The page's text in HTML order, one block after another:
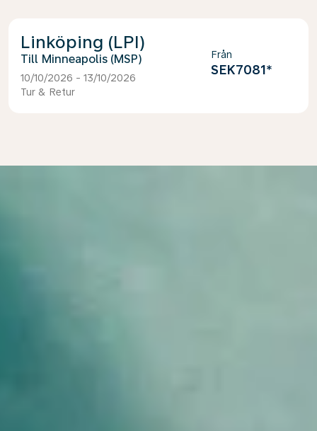
Linköping (LPI)
Minneapolis (MSP)
10/10/2026 - 13/10/2026
Tur & Retur
Från
SEK7081*